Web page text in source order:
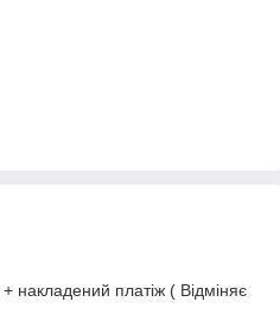
накладений платіж ( Відміняє